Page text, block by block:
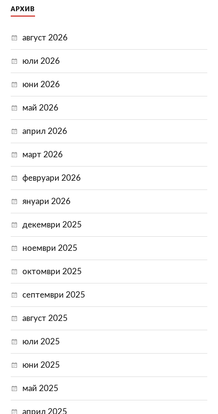
АРХИВ
август 2026
юли 2026
юни 2026
май 2026
април 2026
март 2026
февруари 2026
януари 2026
декември 2025
ноември 2025
октомври 2025
септември 2025
август 2025
юли 2025
юни 2025
май 2025
април 2025